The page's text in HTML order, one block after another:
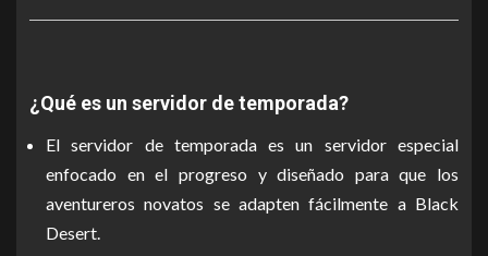
¿Qué es un servidor de temporada?
El servidor de temporada es un servidor especial
enfocado en el progreso y diseñado para que los
aventureros novatos se adapten fácilmente a Black
Desert.